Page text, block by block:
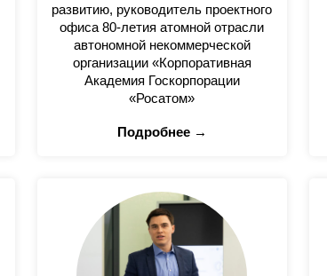
развитию, руководитель проектного
офиса 80-летия атомной отрасли
автономной некоммерческой
организации «Корпоративная
Академия Госкорпорации
«Росатом»
Подробнее →